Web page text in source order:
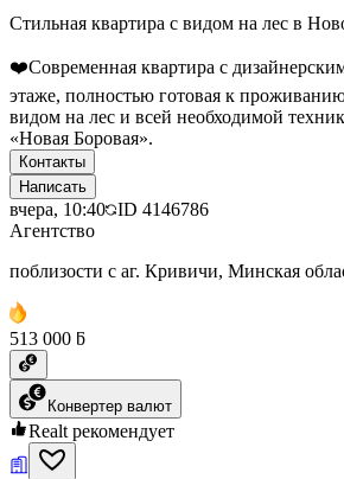
Стильная квартира с видом на лес в
❤️Современная квартира с
этаже, полностью готовая к
видом на лес и всей необходимой
«Новая Боровая».
Контакты
Написать
вчера, 10:40 ID 4146786
Агентство
поблизости с аг. Кривичи, Минская
513 000 ƃ
Конвертер валют
Realt рекомендует